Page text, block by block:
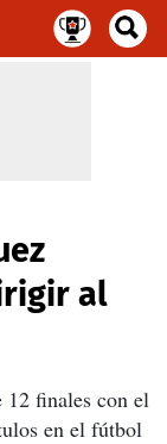
al
12 finales con el
en el fútbol